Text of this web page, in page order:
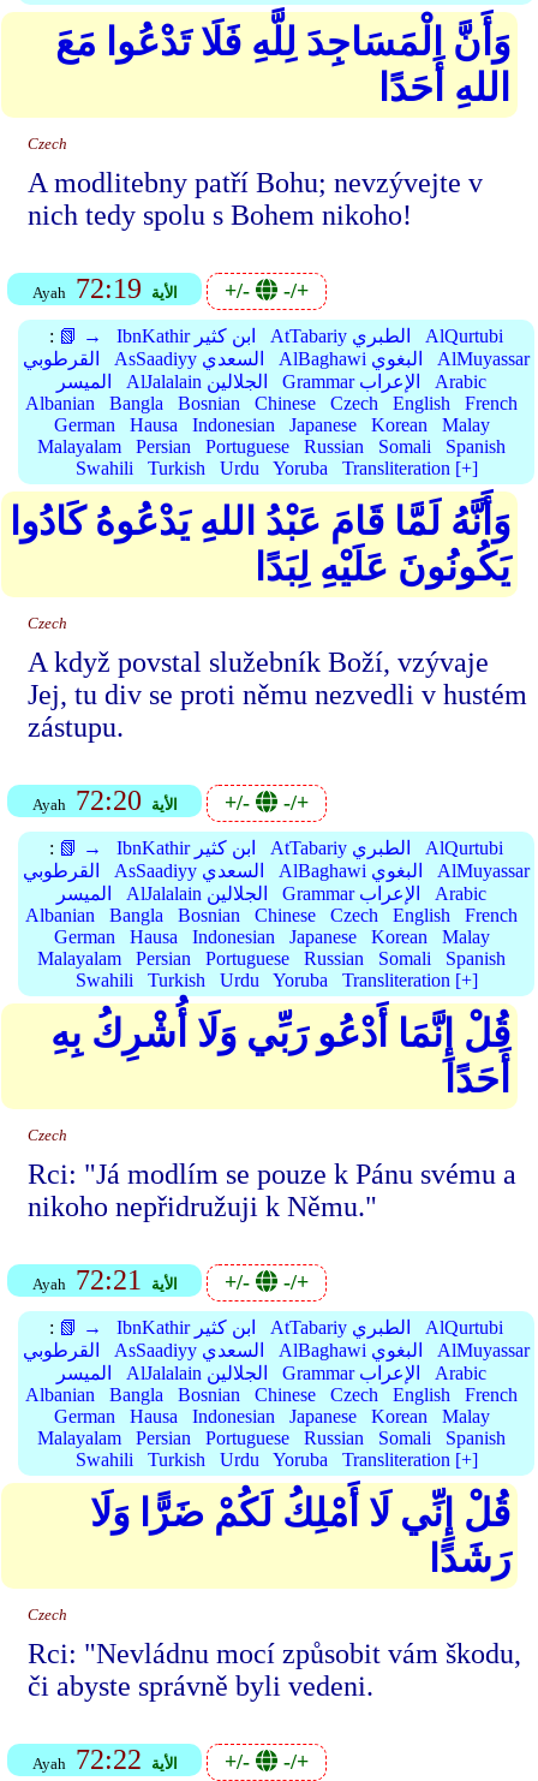
وَأَنَّ الْمَسَاجِدَ لِلَّهِ فَلَا تَدْعُوا مَعَ
اللهِ أَحَدًا
Czech
A modlitebny patří Bohu; nevzývejte v
nich tedy spolu s Bohem nikoho!
Ayah 72:19 الأية +/- -/+
: 📗 → IbnKathir ابن كثير AtTabariy الطبري
AlQurtubi
القرطوبي
AsSaadiyy السعدي AlBaghawi البغوي
AlMuyassar
الميسر
AlJalalain الجلالين Grammar الإعراب
Arabic
Albanian
Bangla Bosnian Chinese Czech English
French
German
Hausa Indonesian Japanese Korean
Malay
Malayalam
Persian Portuguese Russian Somali
Spanish
Swahili
Turkish Urdu Yoruba Transliteration [+]
وَأَنَّهُ لَمَّا قَامَ عَبْدُ اللهِ يَدْعُوهُ كَادُوا
يَكُونُونَ عَلَيْهِ لِبَدًا
Czech
A když povstal služebník Boží, vzývaje
Jej, tu div se proti němu nezvedli v hustém
zástupu.
Ayah 72:20 الأية +/- -/+
: 📗 → IbnKathir ابن كثير AtTabariy الطبري
AlQurtubi
القرطوبي
AsSaadiyy السعدي AlBaghawi البغوي
AlMuyassar
الميسر
AlJalalain الجلالين Grammar الإعراب
Arabic
Albanian
Bangla Bosnian Chinese Czech English
French
German
Hausa Indonesian Japanese Korean
Malay
Malayalam
Persian Portuguese Russian Somali
Spanish
Swahili
Turkish Urdu Yoruba Transliteration [+]
قُلْ إِنَّمَا أَدْعُو رَبِّي وَلَا أُشْرِكُ بِهِ
أَحَدًا
Czech
Rci: "Já modlím se pouze k Pánu svému a
nikoho nepřidružuji k Němu."
Ayah 72:21 الأية +/- -/+
: 📗 → IbnKathir ابن كثير AtTabariy الطبري
AlQurtubi
القرطوبي
AsSaadiyy السعدي AlBaghawi البغوي
AlMuyassar
الميسر
AlJalalain الجلالين Grammar الإعراب
Arabic
Albanian
Bangla Bosnian Chinese Czech English
French
German
Hausa Indonesian Japanese Korean
Malay
Malayalam
Persian Portuguese Russian Somali
Spanish
Swahili
Turkish Urdu Yoruba Transliteration [+]
قُلْ إِنِّي لَا أَمْلِكُ لَكُمْ ضَرًّا وَلَا
رَشَدًا
Czech
Rci: "Nevládnu mocí způsobit vám škodu,
či abyste správně byli vedeni.
Ayah 72:22 الأية +/- -/+